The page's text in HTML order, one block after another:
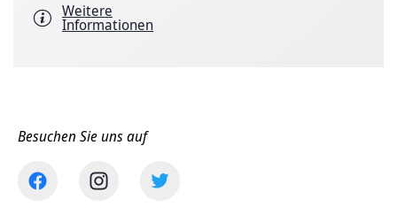
Weitere
Informationen
Besuchen Sie uns auf